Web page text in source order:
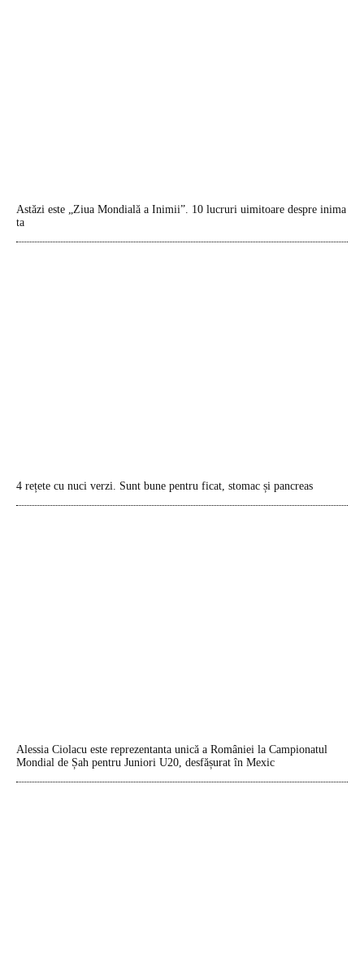
Astăzi este „Ziua Mondială a Inimii”. 10 lucruri uimitoare despre inima
ta
4 rețete cu nuci verzi. Sunt bune pentru ficat, stomac și pancreas
Alessia Ciolacu este reprezentanta unică a României la Campionatul
Mondial de Șah pentru Juniori U20, desfășurat în Mexic